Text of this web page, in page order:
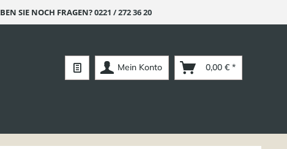
SIE NOCH FRAGEN?0221 / 272 36 20
Mein Konto 0,00 € *